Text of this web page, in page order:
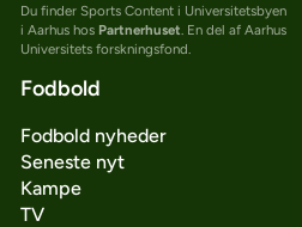
Du finder Sports Content i Universitetsbyen
i Aarhus hos Partnerhuset. En del af Aarhus
Universitets forskningsfond.
Fodbold
Fodbold nyheder
Seneste nyt
Kampe
TV